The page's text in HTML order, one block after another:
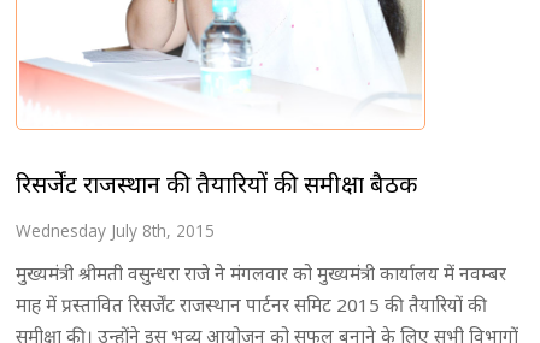
रिसर्जेंट राजस्थान की तैयारियों की समीक्षा बैठक
Wednesday July 8th, 2015
मुख्यमंत्री श्रीमती वसुन्धरा राजे ने मंगलवार को मुख्यमंत्री कार्यालय में नवम्बर
माह में प्रस्तावित रिसर्जेंट राजस्थान पार्टनर समिट 2015 की तैयारियों की
समीक्षा की। उन्होंने इस भव्य आयोजन को सफल बनाने के लिए सभी विभागों